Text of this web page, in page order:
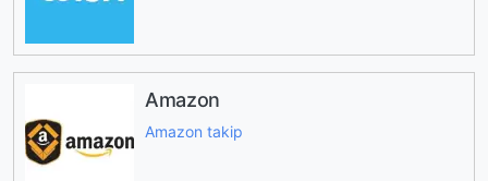
Amazon
Amazon takip